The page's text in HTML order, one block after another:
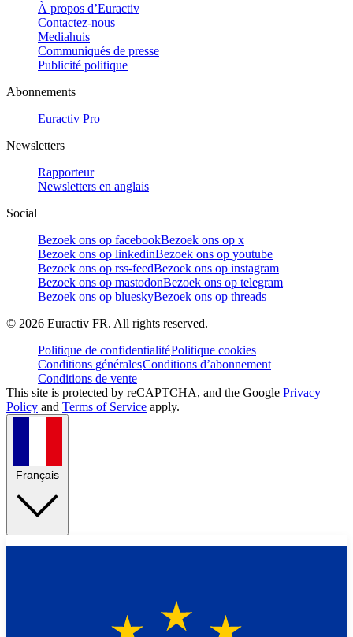
À propos d’Euractiv
Contactez-nous
Mediahuis
Communiqués de presse
Publicité politique
Abonnements
Euractiv Pro
Newsletters
Rapporteur
Newsletters en anglais
Social
Bezoek ons op facebookBezoek ons op x
Bezoek ons op linkedinBezoek ons op youtube
Bezoek ons op rss-feedBezoek ons op instagram
Bezoek ons op mastodonBezoek ons op telegram
Bezoek ons op blueskyBezoek ons op threads
© 2026 Euractiv FR. All rights reserved.
Politique de confidentialitéPolitique cookies
Conditions généralesConditions d’abonnement
Conditions de vente
This site is protected by reCAPTCHA, and the Google Privacy
Policy and Terms of Service apply.
Français